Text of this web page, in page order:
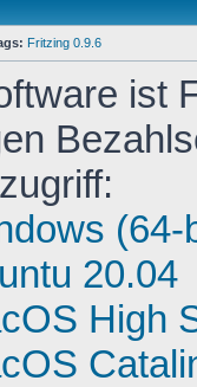
Fritzing 0.9.6
ist
(64-
20.04
High